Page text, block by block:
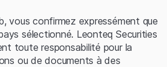
vous confirmez expressément que
sélectionné. Leonteq Securities
toute responsabilité pour la
ou de documents à des